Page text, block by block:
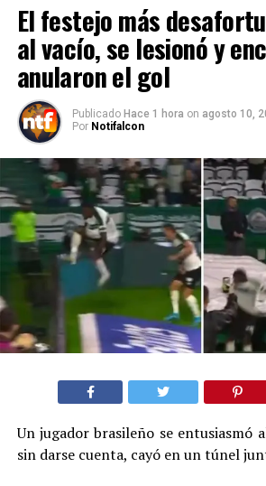
El festejo más
al vacío, se lesionó y
anularon el gol
Publicado Hace 1 hora on agosto 10,
Por Notifalcon
Un jugador brasileño se entusiasmó
sin darse cuenta, cayó en un túnel